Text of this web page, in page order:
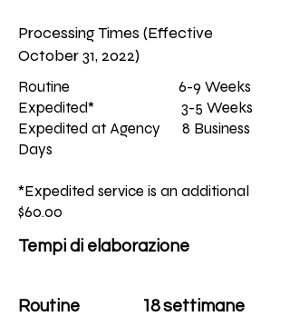
Processing Times (Effective
October 31, 2022)
Routine 6-9 Weeks
Expedited* 3-5 Weeks
Expedited at Agency 8 Business
Days
*Expedited service is an additional
$60.00
Tempi di elaborazione
Routine
18 settimane